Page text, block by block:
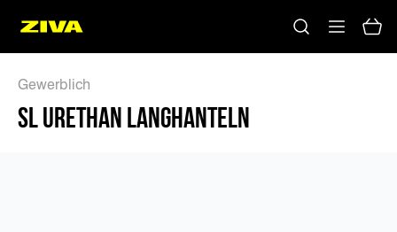
Gewerblich
SL URETHAN LANGHANTELN